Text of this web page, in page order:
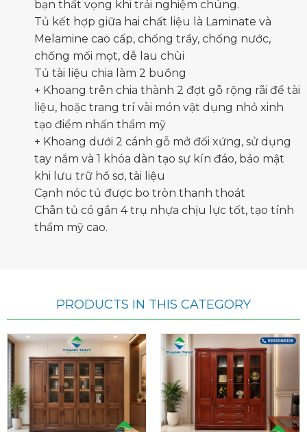
bạn thất vọng khi trải nghiệm chúng.
Tủ kết hợp giữa hai chất liệu là Laminate và
Melamine cao cấp, chống trầy, chống nước,
chống mối mọt, dễ lau chùi
Tủ tài liệu chia làm 2 buồng
+ Khoang trên chia thành 2 đợt gỗ rộng rãi để tài
liệu, hoặc trang trí vài món vật dụng nhỏ xinh
tạo điểm nhấn thẩm mỹ
+ Khoang dưới 2 cánh gỗ mở đối xứng, sử dụng
tay nắm và 1 khóa dàn tạo sự kín đáo, bảo mật
khi lưu trữ hồ sơ, tài liệu
Cạnh nóc tủ được bo tròn thanh thoát
Chân tủ có gắn 4 trụ nhựa chịu lực tốt, tạo tính
thẩm mỹ cao.
PRODUCTS IN THIS CATEGORY